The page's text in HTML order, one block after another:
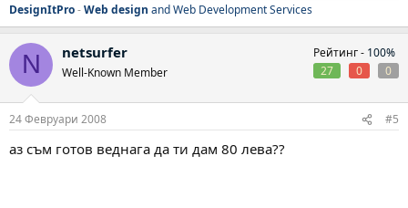
DesignItPro-Web design and Web Development Services
N netsurfer
Well-Known Member
Рейтинг - 100%
27
0 0
24 Февруари 2008 #5
аз съм готов веднага да ти дам 80 лева??